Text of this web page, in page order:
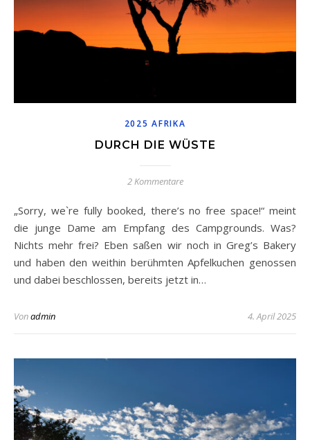
2025 AFRIKA
DURCH DIE WÜSTE
2 Kommentare
„Sorry, we`re fully booked, there’s no free space!“ meint
die junge Dame am Empfang des Campgrounds. Was?
Nichts mehr frei? Eben saßen wir noch in Greg’s Bakery
und haben den weithin berühmten Apfelkuchen genossen
und dabei beschlossen, bereits jetzt in…
Vonadmin 4. April 2025